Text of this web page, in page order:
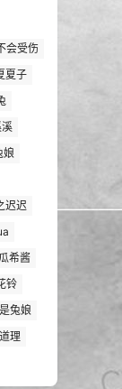
会受伤
夏子
娘
迟迟
希酱
铃
兔娘
理